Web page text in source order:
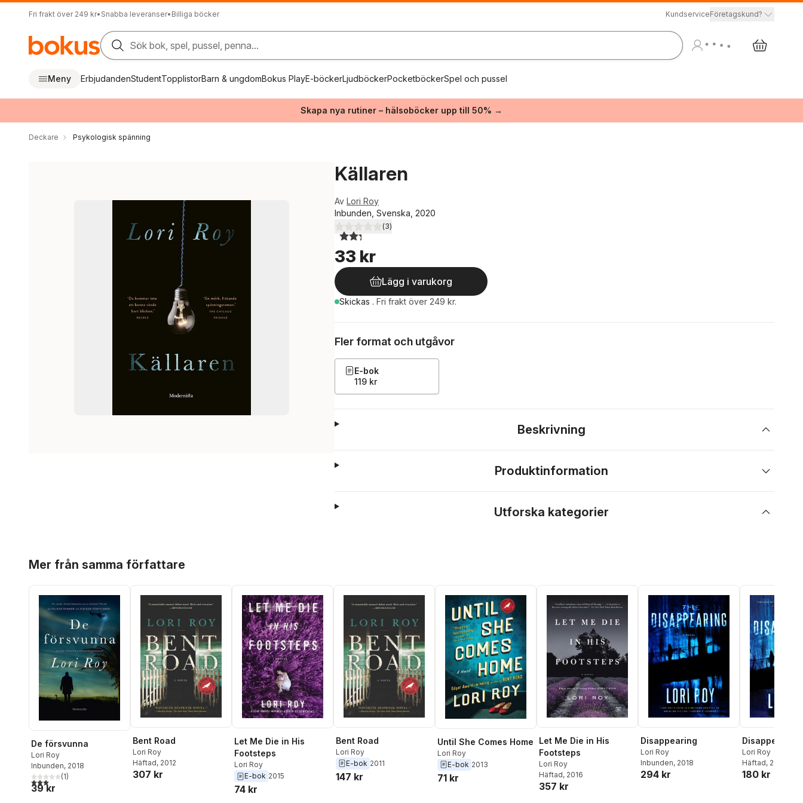
Fri frakt över 249 kr• Snabba leveranser• Billiga böcker KundserviceFöretagskund?
Sök bok, spel, pussel, penna...
Meny ErbjudandenStudentTopplistorBarn & ungdomBokus PlayE-böckerLjudböckerPocketböckerSpel och pussel
Skapa nya rutiner – hälsoböcker upp till 50% →
Deckare Psykologisk spänning
Källaren
Av Lori Roy
Inbunden, Svenska, 2020
2,3utav 5 stjärnor. Totalt antal röster:
(3)
33 kr
Lägg i varukorg
Skickas . Fri frakt över 249 kr.
Fler format och utgåvor
E-bok
119 kr
Beskrivning
Produktinformation
Utforska kategorier
Mer från samma författare
De försvunna
Lori Roy
Inbunden, 2018
3,0utav 5 stjärnor. Totalt antal röster:
(1)
39 kr
Bent Road
Lori Roy
Häftad, 2012
307 kr
Let Me Die in His
Footsteps
Lori Roy
E-bok 2015
74 kr
Bent Road
Lori Roy
E-bok 2011
147 kr
Until She Comes Home
Lori Roy
E-bok 2013
71 kr
Let Me Die in His
Footsteps
Lori Roy
Häftad, 2016
357 kr
Disappearing
Lori Roy
Inbunden, 2018
294 kr
Disappearing
Lori Roy
Häftad, 2019
180 kr